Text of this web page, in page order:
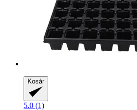
Kosár
5.0 (1)